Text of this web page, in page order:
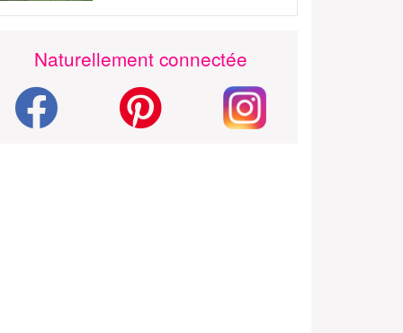
Naturellement connectée